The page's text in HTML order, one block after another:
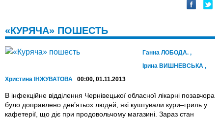
«КУРЯЧА» ПОШЕСТЬ
Ганна ЛОБОДА. ,
Ірина ВИШНЕВСЬКА ,
Христина ІНЖУВАТОВА
00:00, 01.11.2013
В інфекційне відділення Чернівецької обласної лікарні позавчора
було доправлено дев’ятьох людей, які куштували кури–гриль у
кафетерії, що діє при продовольчому магазині. Зараз стан